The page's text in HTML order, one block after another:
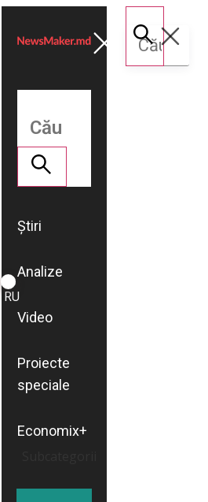
ROMÂNĂ
RU
Știri
Analize
Video
Proiecte
speciale
Economix+